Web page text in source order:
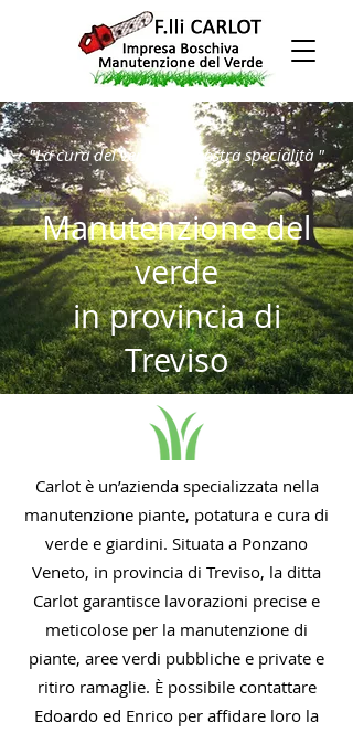
"La cura del verde è la nostra specialità "
Manutenzione del
verde
in provincia di
Treviso
Carlot è un’azienda specializzata nella
manutenzione piante, potatura e cura di
verde e giardini. Situata a Ponzano
Veneto, in provincia di Treviso, la ditta
Carlot garantisce lavorazioni precise e
meticolose per la manutenzione di
piante, aree verdi pubbliche e private e
ritiro ramaglie. È possibile contattare
Edoardo ed Enrico per affidare loro la